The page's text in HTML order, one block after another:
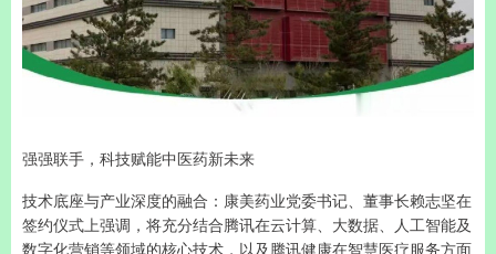
强强联手，科技赋能中医药新未来
技术底座与产业深度的融合：康美药业党委书记、董事长赖志坚在
签约仪式上强调，将充分结合腾讯在云计算、大数据、人工智能及
数字化营销等领域的核心技术，以及腾讯健康在智慧医疗服务方面